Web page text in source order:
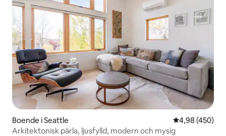
Boende i Seattle 4,98 av 5 i
4,98 (450)
Arkitektonisk pärla, ljusfylld, modern och mysig